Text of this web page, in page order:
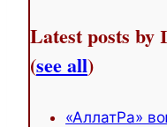
Latest posts by
(see all)
«АллатРа»